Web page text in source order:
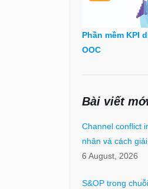
Phần mềm KPI
OOC
Bài viết
Channel conflict
nhân và cách
6 August, 2026
S&OP trong